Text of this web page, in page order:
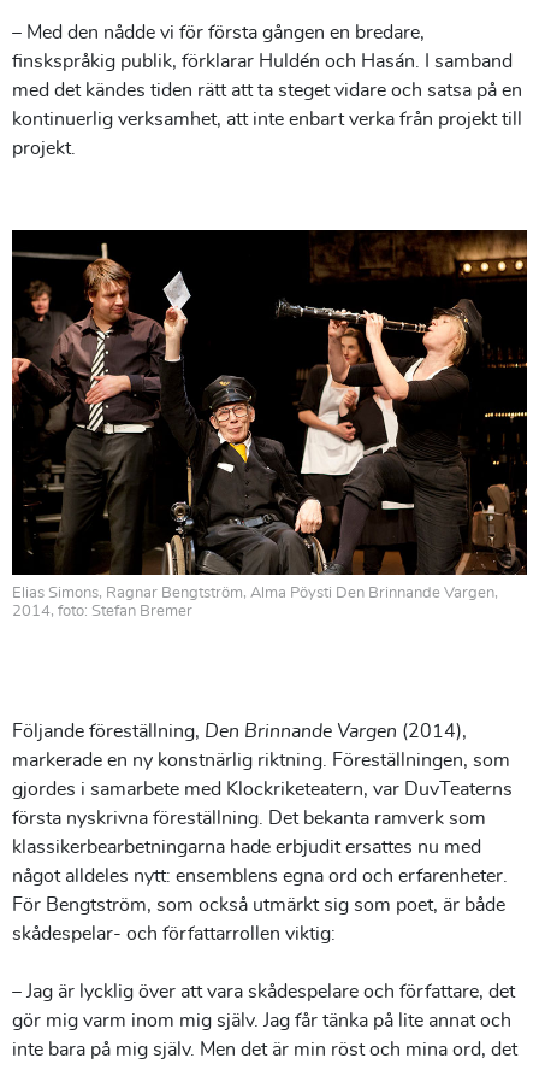
– Med den nådde vi för första gången en bredare,
finskspråkig publik, förklarar Huldén och Hasán. I samband
med det kändes tiden rätt att ta steget vidare och satsa på en
kontinuerlig verksamhet, att inte enbart verka från projekt till
projekt.
Elias Simons, Ragnar Bengtström, Alma Pöysti Den Brinnande Vargen,
2014, foto: Stefan Bremer
Följande föreställning, Den Brinnande Vargen (2014),
markerade en ny konstnärlig riktning. Föreställningen, som
gjordes i samarbete med Klockriketeatern, var DuvTeaterns
första nyskrivna föreställning. Det bekanta ramverk som
klassikerbearbetningarna hade erbjudit ersattes nu med
något alldeles nytt: ensemblens egna ord och erfarenheter.
För Bengtström, som också utmärkt sig som poet, är både
skådespelar- och författarrollen viktig:
– Jag är lycklig över att vara skådespelare och författare, det
gör mig varm inom mig själv. Jag får tänka på lite annat och
inte bara på mig själv. Men det är min röst och mina ord, det